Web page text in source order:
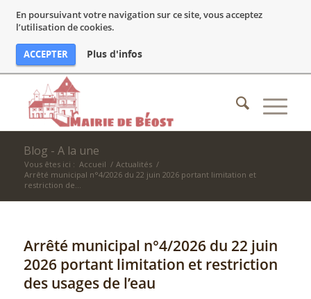
En poursuivant votre navigation sur ce site, vous acceptez
l’utilisation de cookies.
ACCEPTER Plus d'infos
Blog - A la une
Vous êtes ici : Accueil / Actualités /
Arrêté municipal n°4/2026 du 22 juin 2026 portant limitation et
restriction de...
Arrêté municipal n°4/2026 du 22 juin
2026 portant limitation et restriction
des usages de l’eau